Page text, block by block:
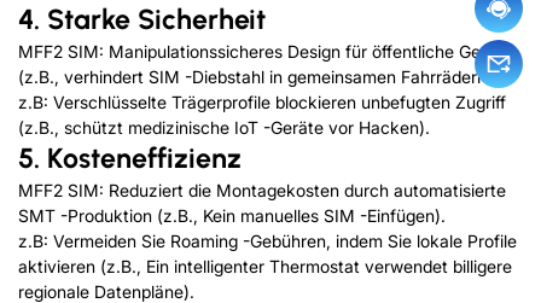
4. Starke Sicherheit
MFF2 SIM: Manipulationssicheres Design für öffentliche Geräte
(z.B., verhindert SIM -Diebstahl in gemeinsamen Fahrrädern).
z.B: Verschlüsselte Trägerprofile blockieren unbefugten Zugriff
(z.B., schützt medizinische IoT -Geräte vor Hacken).
5. Kosteneffizienz
MFF2 SIM: Reduziert die Montagekosten durch automatisierte
SMT -Produktion (z.B., Kein manuelles SIM -Einfügen).
z.B: Vermeiden Sie Roaming -Gebühren, indem Sie lokale Profile
aktivieren (z.B., Ein intelligenter Thermostat verwendet billigere
regionale Datenpläne).